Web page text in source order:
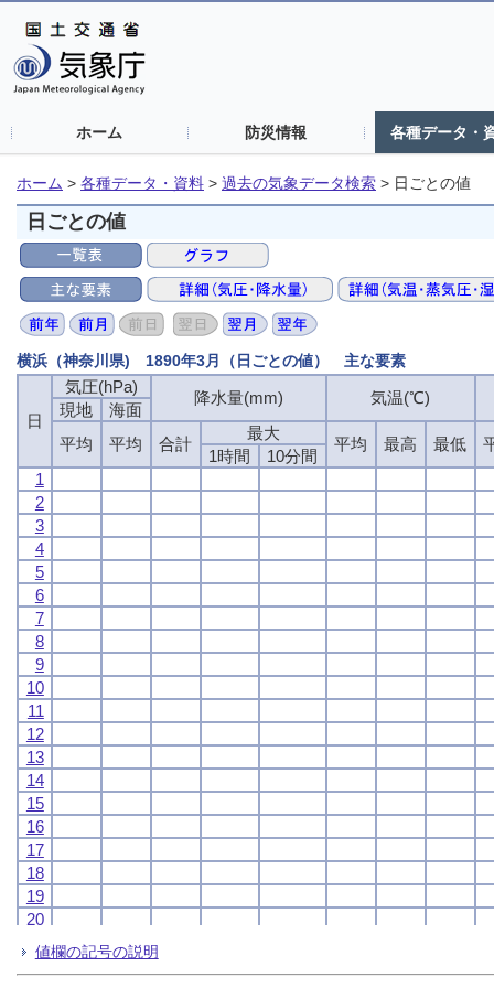
ホーム 防災情報 各種データ・
ホーム > 各種データ・資料 > 過去の気象データ検索 > 日ごとの値
日ごとの値
横浜（神奈川県) 1890年3月（日ごとの値） 主な要素
日
気圧(hPa)
降水量(mm) 気温(℃)
現地
海面
平均
平均 合計
最大
平均 最高 最低
1時間
10分間
1
2
3
4
5
6
7
8
9
10
11
12
13
14
15
16
17
18
19
20
21
22
日
気圧(hPa)
降水量(mm) 気温(℃)
現地
海面
平均
平均 合計
最大
平均 最高 最低
1時間
10分間
1
2
3
4
5
6
7
8
9
10
11
12
13
14
15
16
17
18
19
20
21
22
日
気圧(hPa)
降水量(mm) 気温(℃)
現地
海面
平均
平均 合計
最大
平均 最高 最低
1時間
10分間
1
2
3
4
5
6
7
8
9
10
11
12
13
14
15
16
17
18
19
20
21
22
日
気圧(hPa)
降水量(mm) 気温(℃)
現地
海面
平均
平均 合計
最大
平均 最高 最低
1時間
10分間
1
2
3
4
5
6
7
8
9
10
11
12
13
14
15
16
17
18
19
20
21
22
値欄の記号の説明